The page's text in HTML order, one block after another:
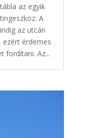
az egyik
A
az utcán
ezért érdemes
fordítani. Az...